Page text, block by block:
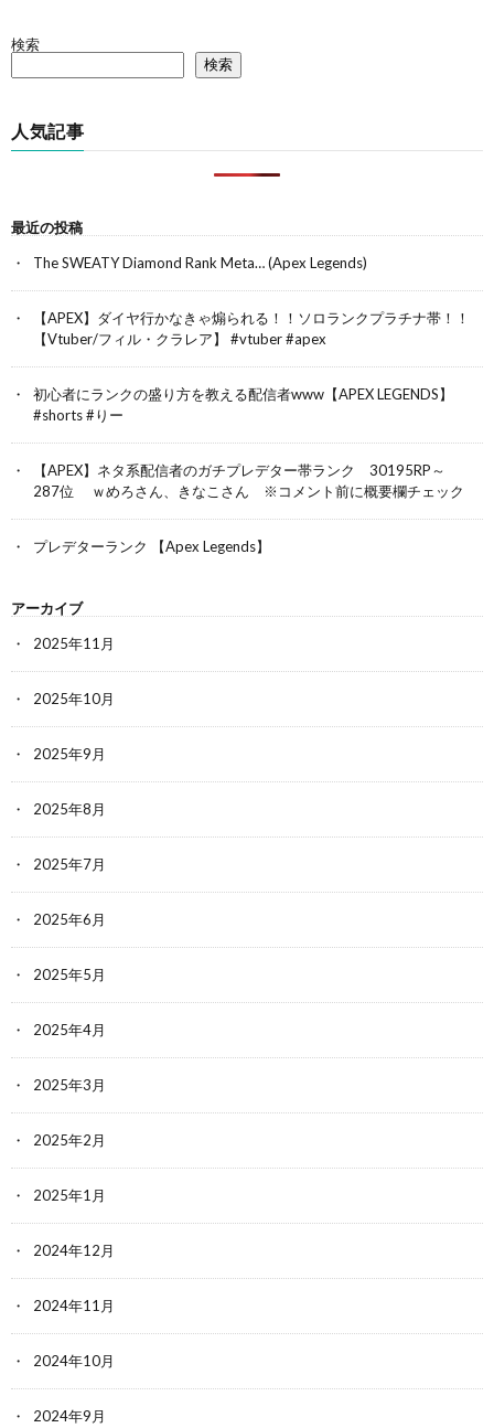
検索
検索
人気記事
最近の投稿
The SWEATY Diamond Rank Meta… (Apex Legends)
【APEX】ダイヤ行かなきゃ煽られる！！ソロランクプラチナ帯！！
【Vtuber/フィル・クラレア】 #vtuber #apex
初心者にランクの盛り方を教える配信者www【APEX LEGENDS】
#shorts #りー
【APEX】ネタ系配信者のガチプレデター帯ランク 30195RP～
287位 ｗめろさん、きなこさん ※コメント前に概要欄チェック
プレデターランク 【Apex Legends】
アーカイブ
2025年11月
2025年10月
2025年9月
2025年8月
2025年7月
2025年6月
2025年5月
2025年4月
2025年3月
2025年2月
2025年1月
2024年12月
2024年11月
2024年10月
2024年9月